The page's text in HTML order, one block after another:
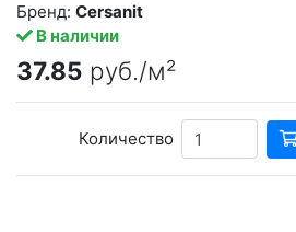
В наличии
Бренд: Cersanit
37.85 руб./м²
Количество